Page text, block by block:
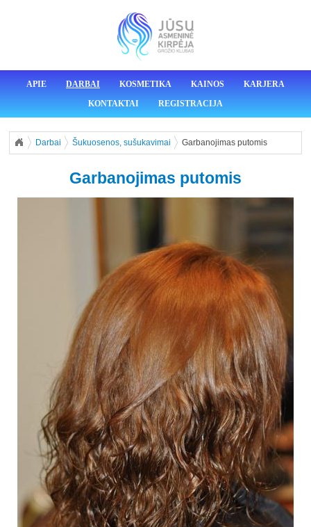
APIE DARBAI KOSMETIKA KAINOS
KARJERA
KONTAKTAI
REGISTRACIJA
Darbai Šukuosenos, sušukavimai Garbanojimas putomis
Garbanojimas putomis